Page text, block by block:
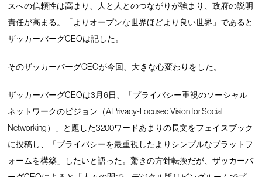
スへの信頼性は高まり、人と人とのつながりが強まり、政府の説明
責任が高まる。「よりオープンな世界ほどより良い世界」であると
ザッカーバーグCEOは記した。
そのザッカーバーグCEOが今回、大きな心変わりをした。
ザッカーバーグCEOは3月6日、「プライバシー重視のソーシャル
ネットワークのビジョン（A Privacy-Focused Vision for Social
Networking）」と題した3200ワードあまりの長文をフェイスブック
に投稿し、「プライバシーを最重視したよりシンプルなプラットフ
ォームを構築」したいと語った。驚きの方針転換だが、ザッカーバ